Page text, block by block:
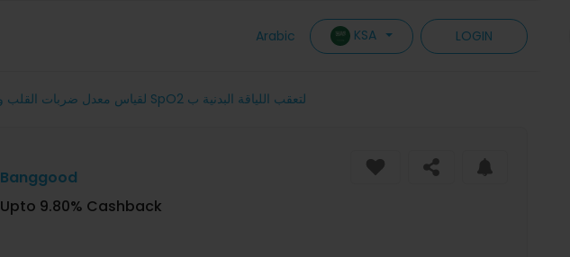
Arabic KSA LOGIN
E420 شاشة عرض عالية الدقة بمقاس 1.39 بوصة مراقب ECG لقياس معدل ضربات القلب وضغط الدم ومراقب SpO2 لتعقب اللياقة البدنية ب
Banggood
Upto 9.80% Cashback